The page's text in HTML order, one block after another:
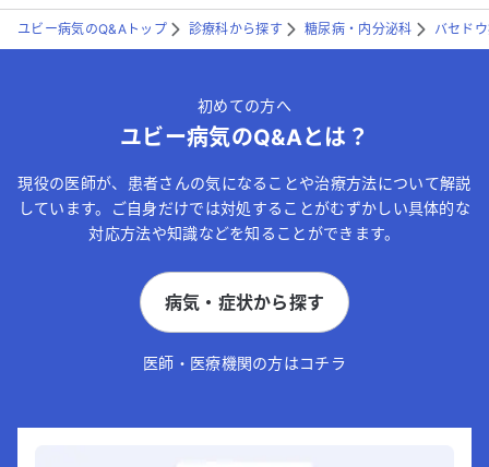
ユビー病気のQ&Aトップ 診療科から探す 糖尿病・内分泌科 バセド
初めての方へ
ユビー病気のQ&Aとは？
現役の医師が、患者さんの気になることや治療方法について解説
しています。ご自身だけでは対処することがむずかしい具体的な
対応方法や知識などを知ることができます。
病気・症状から探す
医師・医療機関の方はコチラ